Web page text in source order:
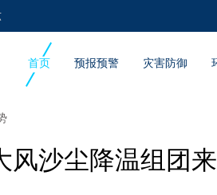
首页 预报预警 灾害防御
风沙尘降温组团